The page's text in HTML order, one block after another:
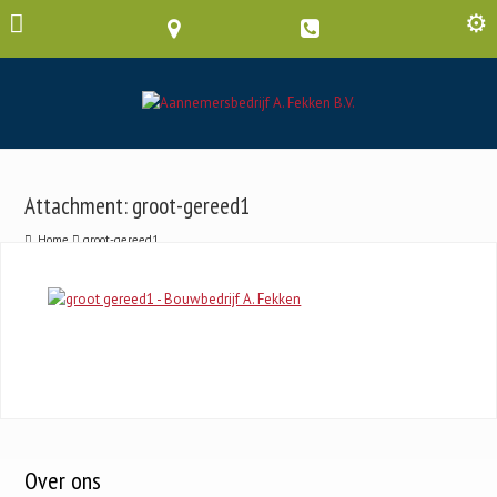
Attachment: groot-gereed1
Home groot-gereed1
Over ons